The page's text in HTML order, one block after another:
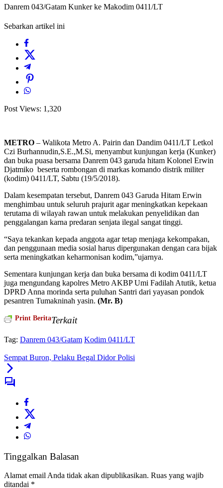
Danrem 043/Gatam Kunker ke Makodim 0411/LT
Sebarkan artikel ini
Post Views: 1,320
METRO – Walikota Metro A. Pairin dan Dandim 0411/LT Letkol
Czi Burhannudin,S.E.,M.Si, menyambut kunjungan kerja (Kunker)
dan buka puasa bersama Danrem 043 garuda hitam Kolonel Erwin
Djatmiko beserta rombongan di markas komando distrik militer
(kodim) 0411/LT, Sabtu (19/5/2018).
Dalam kesempatan tersebut, Danrem 043 Garuda Hitam Erwin
menghimbau untuk seluruh prajurit agar meningkatkan kepekaan
terutama di wilayah rawan untuk melakukan penyelidikan dan
penggalangan karna predaran senjata ilegal sangat tinggi.
“Saya tekankan kepada anggota agar tetap menjaga kekompakan,
dan penggunaan media sosial harus dipergunakan dengan cara bijak
serta meningkatkan keharmonisan kodim,”ujarnya.
Sementara kunjungan kerja dan buka bersama di kodim 0411/LT
juga mengundang kapolres Metro AKBP Umi Fadilah Atutik, ketua
DPRD Anna morinda serta puluhan Santri dari yayasan pondok
pesantren Tumakninah yasin. (Mr. B)
Print BeritaTerkait
Tag: Danrem 043/Gatam Kodim 0411/LT
Sempat Buron, Pelaku Begal Didor Polisi
Tinggalkan Balasan
Alamat email Anda tidak akan dipublikasikan. Ruas yang wajib
ditandai *